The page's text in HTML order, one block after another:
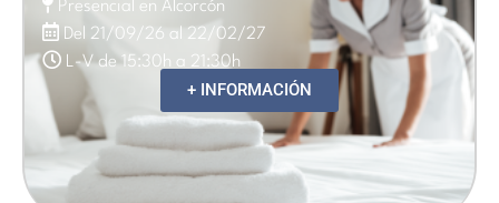
Presencial en Alcorcón
Del 21/09/26 al 22/02/27
L-V de 15:30h a 21:30h
+ INFORMACIÓN